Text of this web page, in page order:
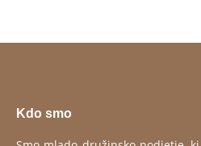
Kdo smo